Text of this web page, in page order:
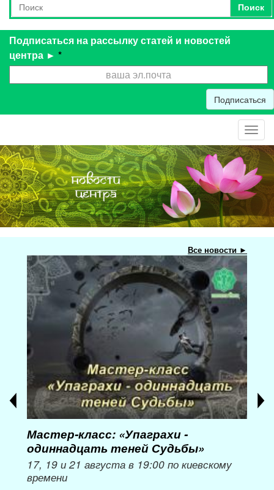
Форма поиска
Поиск
Поиск
Подписаться на рассылку статей и новостей
центра ► *
Подписаться
Все новости ►
Мастер-класс: «Упаграхи -
одиннадцать теней Судьбы»
17, 19 и 21 августа в 19:00 по киевскому
времени